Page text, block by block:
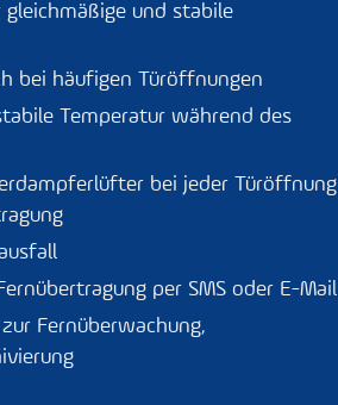
und stabile
bei häufigen Türöffnungen
Temperatur während des
bei jeder Türöffnung
per SMS oder E-Mail
Fernüberwachung,